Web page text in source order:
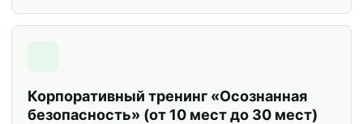
Корпоративный тренинг «Осознанная
безопасность» (от 10 мест до 30 мест)